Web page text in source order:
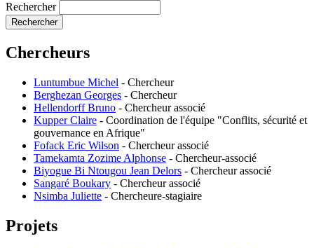
Rechercher
Chercheurs
Luntumbue Michel - Chercheur
Berghezan Georges - Chercheur
Hellendorff Bruno - Chercheur associé
Kupper Claire - Coordination de l'équipe "Conflits, sécurité et
gouvernance en Afrique"
Fofack Eric Wilson - Chercheur associé
Tamekamta Zozime Alphonse - Chercheur-associé
Biyogue Bi Ntougou Jean Delors - Chercheur associé
Sangaré Boukary - Chercheur associé
Nsimba Juliette - Chercheure-stagiaire
Projets